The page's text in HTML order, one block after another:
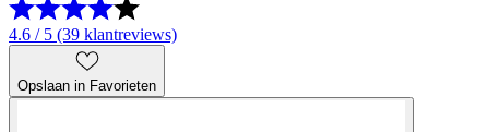
4.6 / 5 (39 klantreviews)
Opslaan in Favorieten